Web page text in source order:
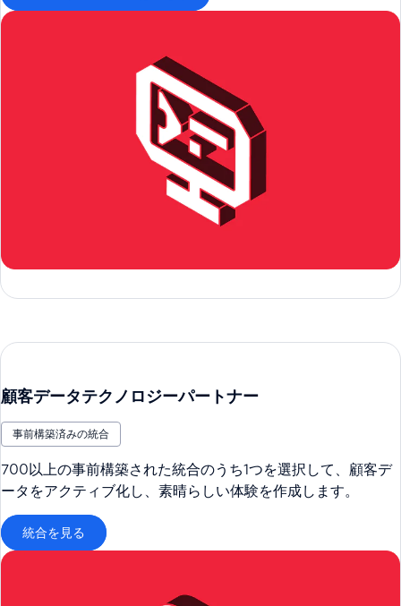
顧客データテクノロジーパートナー
事前構築済みの統合
700以上の事前構築された統合のうち1つを選択して、顧客デ
ータをアクティブ化し、素晴らしい体験を作成します。
統合を見る